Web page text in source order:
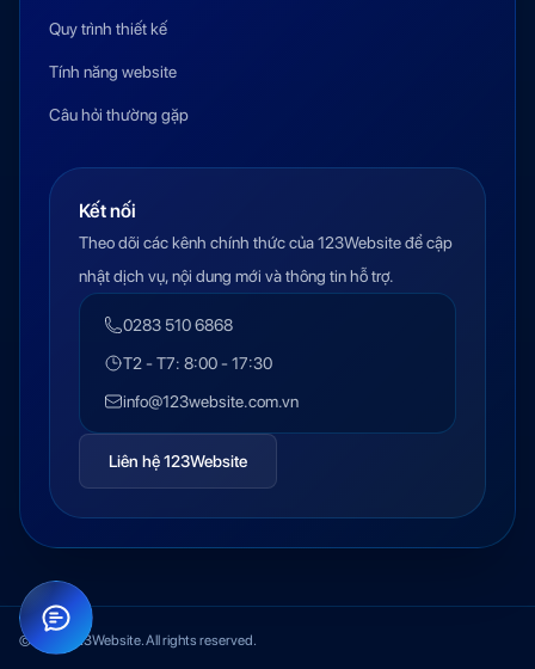
Quy trình thiết kế
Tính năng website
Câu hỏi thường gặp
Kết nối
Theo dõi các kênh chính thức của 123Website để cập
nhật dịch vụ, nội dung mới và thông tin hỗ trợ.
0283 510 6868
T2 - T7: 8:00 - 17:30
info@123website.com.vn
Liên hệ 123Website
© 2026 123Website. All rights reserved.